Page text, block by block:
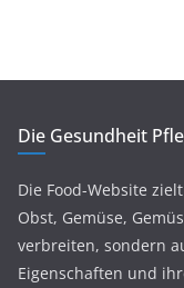
Die Gesundheit
Die Food-Website
Obst, Gemüse,
verbreiten, sondern
Eigenschaften und